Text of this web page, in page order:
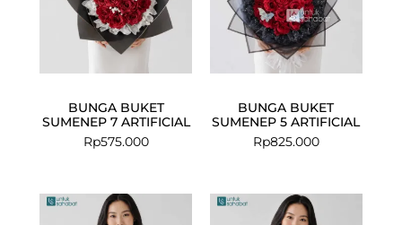
BUNGA BUKET
SUMENEP 7 ARTIFICIAL
Rp575.000
BUNGA BUKET
SUMENEP 5 ARTIFICIAL
Rp825.000